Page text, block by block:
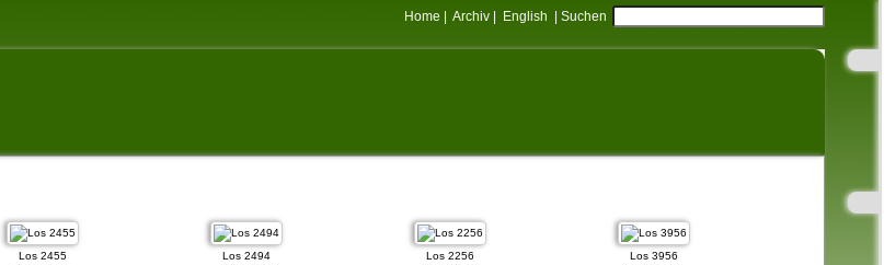
Home |Archiv English |Suchen
Los 2455
Los 2494
Los 2256
Los 3956